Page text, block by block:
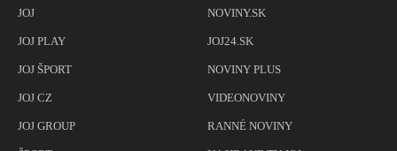
JOJ
JOJ PLAY
JOJ ŠPORT
JOJ CZ
JOJ GROUP
NOVINY.SK
JOJ24.SK
NOVINY PLUS
VIDEONOVINY
RANNÉ NOVINY